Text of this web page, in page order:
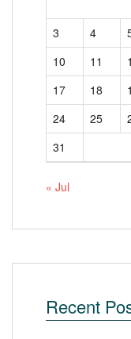
3
4
10
11
17
18
24
25
31
« Jul
Recent